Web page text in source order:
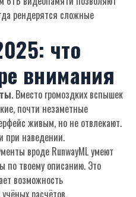
рендерятся сложные
что
внимания
. Вместо громоздких вспышек
почти незаметные
живым, но не отвлекают.
при наведении.
вроде RunwayML умеют
по твоему описанию. Это
возможность
расчётов.